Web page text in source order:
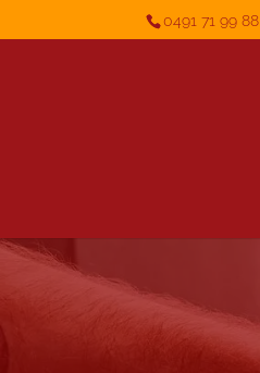
0491 71 99 88